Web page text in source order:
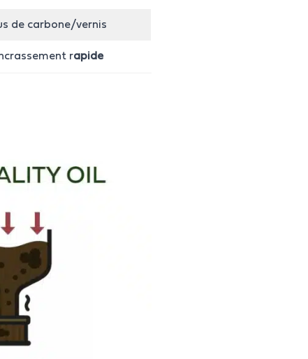
de carbone/vernis
rapide